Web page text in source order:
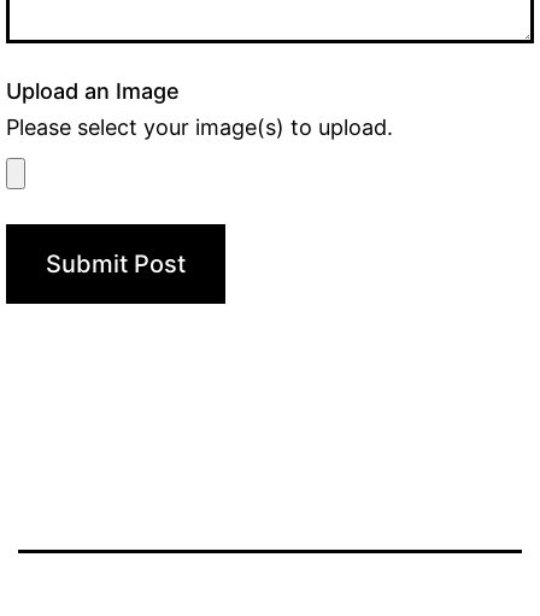
Upload an Image
Please select your image(s) to upload.